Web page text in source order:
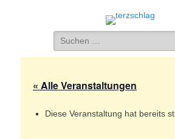
Gemischter Chor Hetzdorf e. V.
Suche
nach:
« Alle Veranstaltungen
Diese Veranstaltung hat bereits